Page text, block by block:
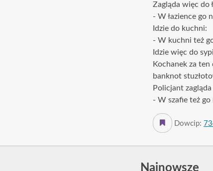
Zagląda więc do
- W łazience go
Idzie do kuchni:
- W kuchni też
Idzie więc do
Kochanek za ten
banknot
Policjant
- W szafie też go
Dowcip:
Najnowsze